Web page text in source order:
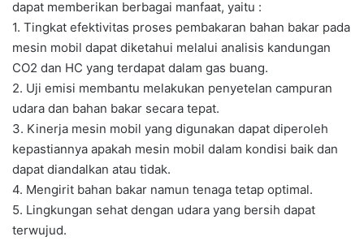
dapat memberikan berbagai manfaat, yaitu :
1. Tingkat efektivitas proses pembakaran bahan bakar pada
mesin mobil dapat diketahui melalui analisis kandungan
CO2 dan HC yang terdapat dalam gas buang.
2. Uji emisi membantu melakukan penyetelan campuran
udara dan bahan bakar secara tepat.
3. Kinerja mesin mobil yang digunakan dapat diperoleh
kepastiannya apakah mesin mobil dalam kondisi baik dan
dapat diandalkan atau tidak.
4. Mengirit bahan bakar namun tenaga tetap optimal.
5. Lingkungan sehat dengan udara yang bersih dapat
terwujud.